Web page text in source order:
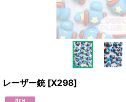
レーザー銃 [X298]